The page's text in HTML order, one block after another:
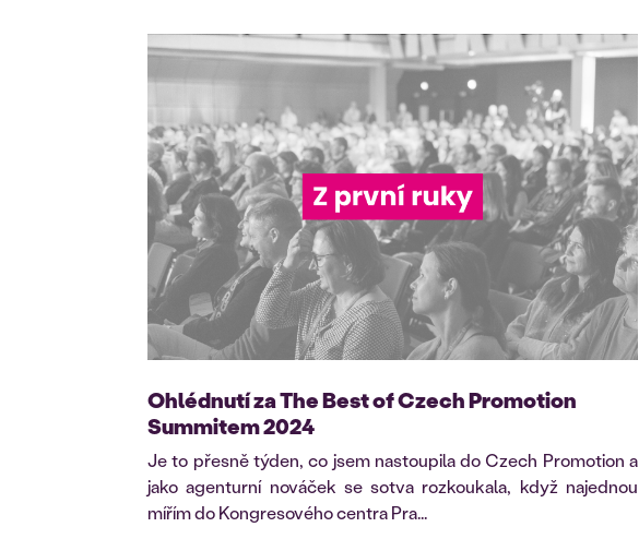
Ohlédnutí za The Best of Czech Promotion
Summitem 2024
Je to přesně týden, co jsem nastoupila do Czech Promotion a
jako agenturní nováček se sotva rozkoukala, když najednou
mířím do Kongresového centra Pra...